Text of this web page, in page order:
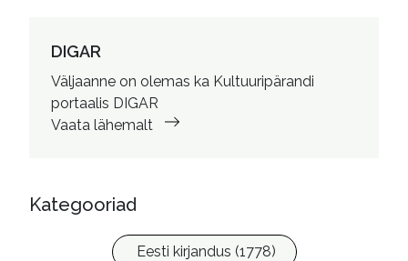
DIGAR
Väljaanne on olemas ka Kultuuripärandi
portaalis DIGAR
Vaata lähemalt
Kategooriad
Eesti kirjandus (1778)